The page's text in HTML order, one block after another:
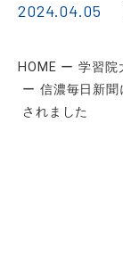
2024.04.05
HOME 学習院
信濃毎日新
されました